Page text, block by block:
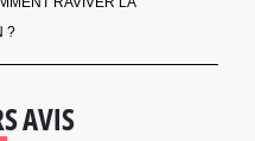
?
AVIS